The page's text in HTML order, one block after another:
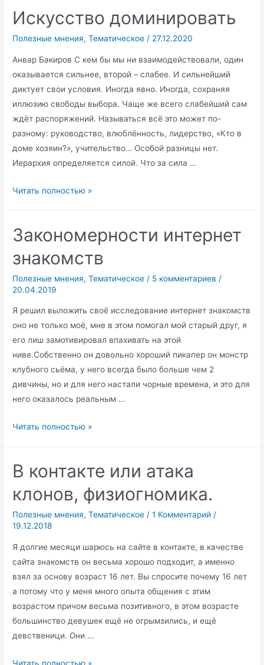
Искусство доминировать
Полезные мнения,Тематическое / 27.12.2020
Анвар Бакиров С кем бы мы ни взаимодействовали, один
оказывается сильнее, второй – слабее. И сильнейший
диктует свои условия. Иногда явно. Иногда, сохраняя
иллюзию свободы выбора. Чаще же всего слабейший сам
ждёт распоряжений. Называться всё это может по-
разному: руководство, влюблённость, лидерство, «Кто в
доме хозяин?», учительство… Особой разницы нет.
Иерархия определяется силой. Что за сила …
Искусство
Читать полностью »
Закономерности интернет
знакомств
Полезные мнения,Тематическое / 5 комментариев /
20.04.2019
Я решил выложить своё исследование интернет знакомств
оно не только моё, мне в этом помогал мой старый друг, я
его лиш замотивировал впахивать на этой
ниве.Собственно он довольно хороший пикапер он монстр
клубного сьёма, у него всегда было больше чем 2
дивчины, но и для него настали чорные времена, и это для
него оказалось реальным …
Закономерности
Читать полностью »
В контакте или атака
клонов, физиогномика.
Полезные мнения,Тематическое /1 Комментарий /
19.12.2018
Я долгие месяци шарюсь на сайте в контакте, в качестве
сайта знакомств он весьма хорошо подходит, а именно
взял за основу возраст 16 лет. Вы спросите почему 16 лет
а потому что у меня много опыта общения с этим
возрастом причом весьма позитивного, в этом возрасте
большинство девушек ещё не огрымзились, и ещё
девственици. Они …
В